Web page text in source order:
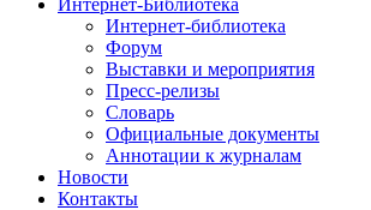
Интернет-Библиотека
Интернет-библиотека
Форум
Выставки и мероприятия
Пресс-релизы
Словарь
Официальные документы
Аннотации к журналам
Новости
Контакты